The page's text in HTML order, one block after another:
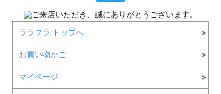
ララフラ トップへ
お買い物かご
マイページ